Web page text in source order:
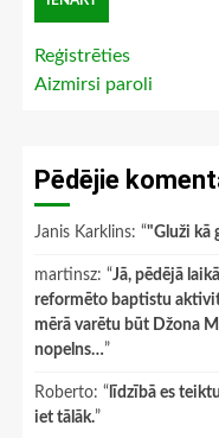
Reģistrēties
Aizmirsi paroli
Pēdējie
Janis Karklins: “"Gluži kā
martinsz: “Jā, pēdējā
reformēto baptistu
mērā varētu būt Džona
nopelns…”
Roberto: “ līdzībā es
iet tālāk.”